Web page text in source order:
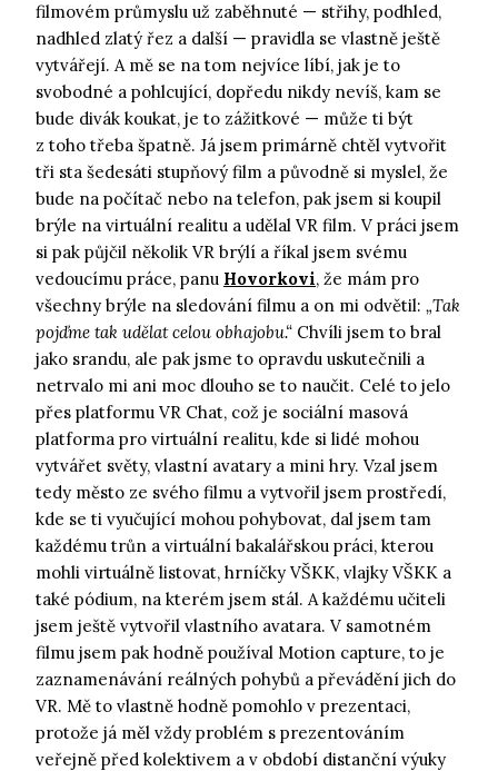
filmovém průmyslu už zaběhnuté — střihy, podhled,
nadhled zlatý řez a další — pravidla se vlastně ještě
vytvářejí. A mě se na tom nejvíce líbí, jak je to
svobodné a pohlcující, dopředu nikdy nevíš, kam se
bude divák koukat, je to zážitkové — může ti být
z toho třeba špatně. Já jsem primárně chtěl vytvořit
tři sta šedesáti stupňový film a původně si myslel, že
bude na počítač nebo na telefon, pak jsem si koupil
brýle na virtuální realitu a udělal VR film. V práci jsem
si pak půjčil několik VR brýlí a říkal jsem svému
vedoucímu práce, panu Hovorkovi, že mám pro
všechny brýle na sledování filmu a on mi odvětil: „Tak
pojďme tak udělat celou obhajobu.“ Chvíli jsem to bral
jako srandu, ale pak jsme to opravdu uskutečnili a
netrvalo mi ani moc dlouho se to naučit. Celé to jelo
přes platformu VR Chat, což je sociální masová
platforma pro virtuální realitu, kde si lidé mohou
vytvářet světy, vlastní avatary a mini hry. Vzal jsem
tedy město ze svého filmu a vytvořil jsem prostředí,
kde se ti vyučující mohou pohybovat, dal jsem tam
každému trůn a virtuální bakalářskou práci, kterou
mohli virtuálně listovat, hrníčky VŠKK, vlajky VŠKK a
také pódium, na kterém jsem stál. A každému učiteli
jsem ještě vytvořil vlastního avatara. V samotném
filmu jsem pak hodně používal Motion capture, to je
zaznamenávání reálných pohybů a převádění jich do
VR. Mě to vlastně hodně pomohlo v prezentaci,
protože já měl vždy problém s prezentováním
veřejně před kolektivem a v období distanční výuky